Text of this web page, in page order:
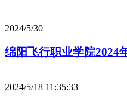
2024/5/30
绵阳飞行职业学院2024
2024/5/18 11:35:33